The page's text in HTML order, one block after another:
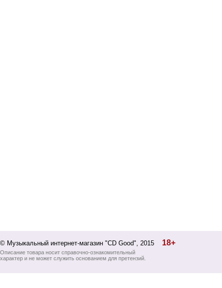
© Музыкальный интернет-магазин "CD Good", 2015 18+
Описание товара носит справочно-ознакомительный
характер и не может служить основанием для претензий.